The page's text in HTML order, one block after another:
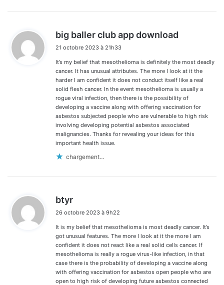
big baller club app download
:
21 octobre 2023 à 21h33
It’s my belief that mesothelioma is definitely the most deadly
cancer. It has unusual attributes. The more I look at it the
harder I am confident it does not conduct itself like a real
solid flesh cancer. In the event mesothelioma is usually a
rogue viral infection, then there is the possibility of
developing a vaccine along with offering vaccination for
asbestos subjected people who are vulnerable to high risk
involving developing potential asbestos associated
malignancies. Thanks for revealing your ideas for this
important health issue.
chargement…
btyr
t
:
26 octobre 2023 à 9h22
It is my belief that mesothelioma is most deadly cancer. It’s
got unusual features. The more I look at it the more I am
confident it does not react like a real solid cells cancer. If
mesothelioma is really a rogue virus-like infection, in that
case there is the probability of developing a vaccine along
with offering vaccination for asbestos open people who are
open to high risk of developing future asbestos connected